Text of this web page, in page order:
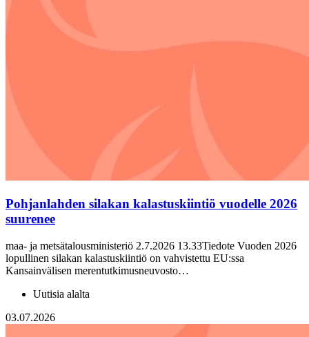
Pohjanlahden silakan kalastuskiintiö vuodelle 2026
suurenee
maa- ja metsätalousministeriö 2.7.2026 13.33Tiedote Vuoden 2026
lopullinen silakan kalastuskiintiö on vahvistettu EU:ssa
Kansainvälisen merentutkimusneuvosto…
Uutisia alalta
03.07.2026